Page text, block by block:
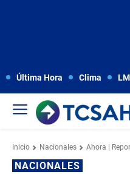
Última Hora Clima
Inicio Nacionales Ahora |
NACIONALES